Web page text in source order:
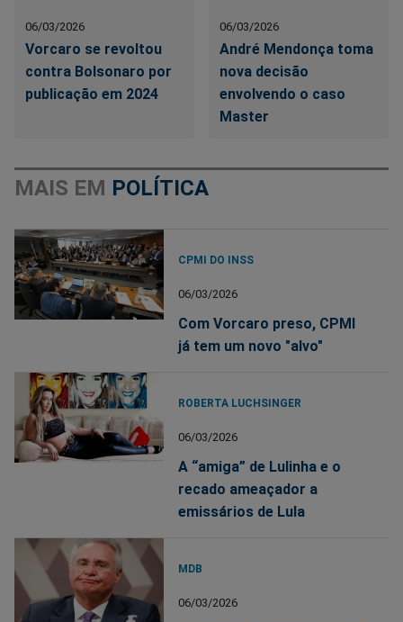
06/03/2026
Vorcaro se revoltou
contra Bolsonaro por
publicação em 2024
06/03/2026
André Mendonça toma
nova decisão
envolvendo o caso
Master
MAIS EM POLÍTICA
CPMI DO INSS
06/03/2026
Com Vorcaro preso, CPMI
já tem um novo "alvo"
ROBERTA LUCHSINGER
06/03/2026
A “amiga” de Lulinha e o
recado ameaçador a
emissários de Lula
MDB
06/03/2026